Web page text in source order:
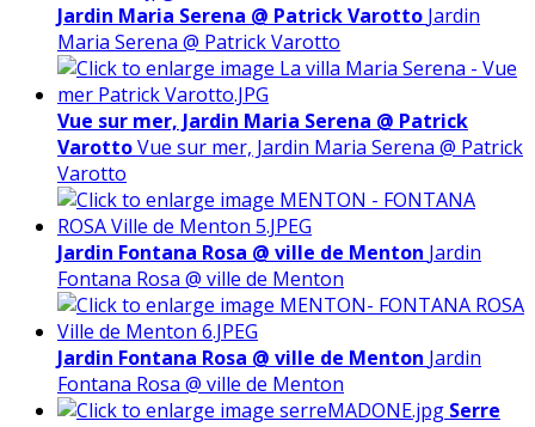
Jardin Maria Serena @ Patrick Varotto Jardin
Maria Serena @ Patrick Varotto
Vue sur mer, Jardin Maria Serena @ Patrick
VarottoVue sur mer, Jardin Maria Serena @ Patrick
Varotto
Jardin Fontana Rosa @ ville de Menton Jardin
Fontana Rosa @ ville de Menton
Jardin Fontana Rosa @ ville de Menton Jardin
Fontana Rosa @ ville de Menton
Serre